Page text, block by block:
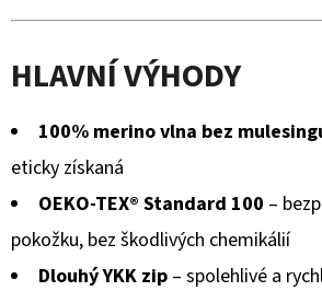
HLAVNÍ VÝHODY
100% merino vlna bez
eticky získaná
OEKO-TEX® Standard 100 –
pokožku, bez škodlivých chemikálií
Dlouhý YKK zip – spolehlivé a